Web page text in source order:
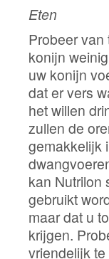
Eten
Probeer
konijn
uw konijn
dat er vers
het willen
zullen de
gemakkelijk
kan Nutrilon
gebruikt
maar dat u
krijgen.
vriendelijk